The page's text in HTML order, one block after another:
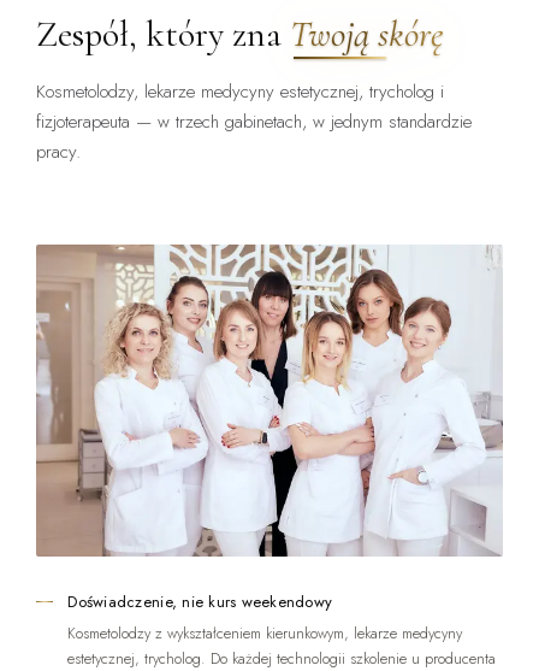
Zespół, który zna Twoją skórę
Kosmetolodzy, lekarze medycyny estetycznej, trycholog i
fizjoterapeuta — w trzech gabinetach, w jednym standardzie
pracy.
Doświadczenie, nie kurs weekendowy
Kosmetolodzy z wykształceniem kierunkowym, lekarze medycyny
estetycznej, trycholog. Do każdej technologii szkolenie u producenta